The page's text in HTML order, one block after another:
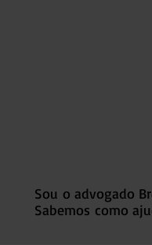
Sou o advogado
Sabemos como